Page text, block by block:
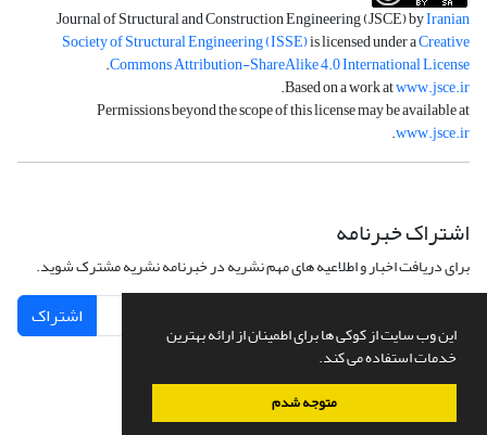
این وب سایت از کوکی ها برای اطمینان از ارائه بهترین
خدمات استفاده می کند.
متوجه شدم
Journal of Structural and Construction Engineering (JSCE) byIranian
Society of Structural Engineering (ISSE)is licensed under aCreative
Commons Attribution-ShareAlike 4.0 International License
.
Based on a work atwww.jsce.ir
.
Permissions beyond the scope of this license may be available at
www.jsce.ir
.
اشتراک خبرنامه
برای دریافت اخبار و اطلاعیه های مهم نشریه در خبرنامه نشریه مشترک شوید.
اشتراک
سامانه مدیریت نشریات علمی.طراحی و پیاده سازی ازسیناوب